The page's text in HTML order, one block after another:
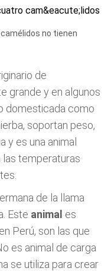
no tienen
de
grande y en algunos
domesticada como
soportan peso,
y es una animal
temperaturas
de la llama
Este animal es
Perú, son las que
es animal de carga
se utiliza para crear